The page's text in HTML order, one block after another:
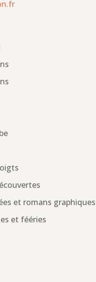
et romans graphiques
et fééries